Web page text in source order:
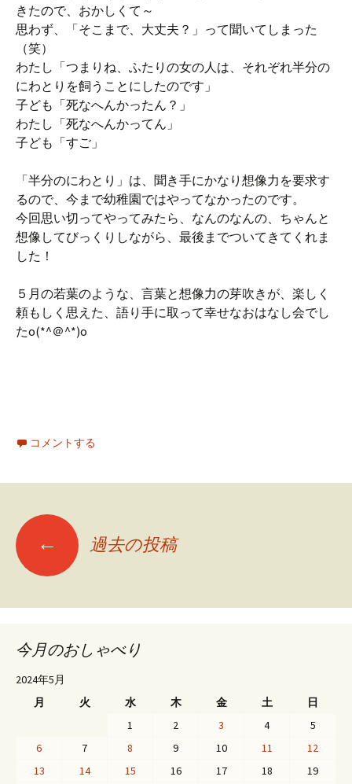
きたので、おかしくて～
思わず、「そこまで、大丈夫？」って聞いてしまった
（笑）
わたし「つまりね、ふたりの女の人は、それぞれ半分の
にわとりを飼うことにしたのです」
子ども「死なへんかったん？」
わたし「死なへんかってん」
子ども「すご」
「半分のにわとり」は、聞き手にかなり想像力を要求す
るので、今まで幼稚園ではやってなかったのです。
今回思い切ってやってみたら、なんのなんの、ちゃんと
想像してびっくりしながら、最後までついてきてくれま
した！
５月の若葉のような、言葉と想像力の芽吹きが、楽しく
頼もしく思えた、語り手に取って幸せなおはなし会でし
たo(*^＠^*)o
コメントする
投
稿
ナ
ビ
ゲ
← 過去の投稿
今月のおしゃべり
2024年5月
月
火 水 木 金 土 日
1 2 3 4
5
6
7 8 9 10 11
12
13
14 15 16 17 18
19